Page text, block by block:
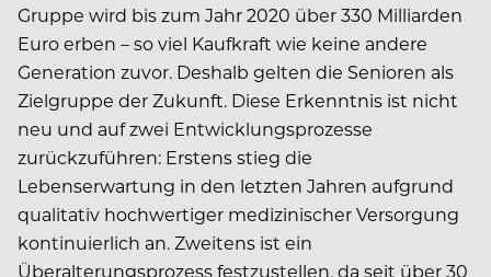
Gruppe wird bis zum Jahr 2020 über 330 Milliarden
Euro erben – so viel Kaufkraft wie keine andere
Generation zuvor. Deshalb gelten die Senioren als
Zielgruppe der Zukunft. Diese Erkenntnis ist nicht
neu und auf zwei Entwicklungsprozesse
zurückzuführen: Erstens stieg die
Lebenserwartung in den letzten Jahren aufgrund
qualitativ hochwertiger medizinischer Versorgung
kontinuierlich an. Zweitens ist ein
Überalterungsprozess festzustellen, da seit über 30